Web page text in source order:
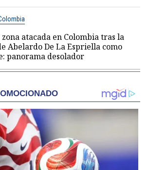
atacada en Colombia tras la
Abelardo De La Espriella como
panorama desolador